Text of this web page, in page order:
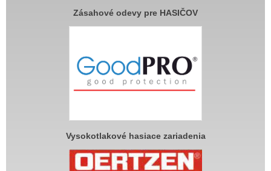
Zásahové odevy pre HASIČOV
Vysokotlakové hasiace zariadenia